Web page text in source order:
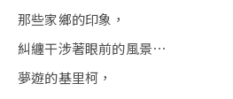
那些家鄉的印象，
糾纏干涉著眼前的風景⋯
夢遊的基里柯，